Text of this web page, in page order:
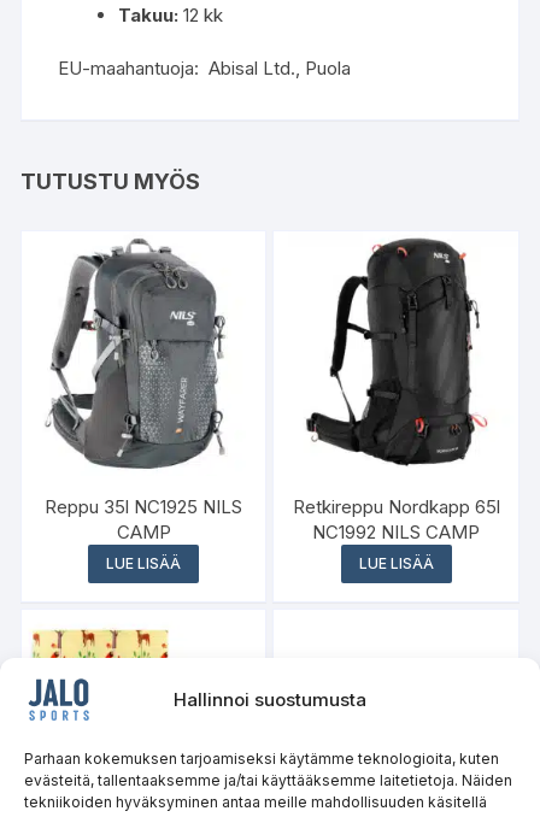
Hallinnoi suostumusta
Parhaan kokemuksen tarjoamiseksi käytämme teknologioita, kuten
evästeitä, tallentaaksemme ja/tai käyttääksemme laitetietoja. Näiden
tekniikoiden hyväksyminen antaa meille mahdollisuuden käsitellä
Takuu: 12 kk
EU-maahantuoja: Abisal Ltd., Puola
TUTUSTU MYÖS
Reppu 35l NC1925 NILS
CAMP
LUE LISÄÄ
Retkireppu Nordkapp 65l
NC1992 NILS CAMP
LUE LISÄÄ